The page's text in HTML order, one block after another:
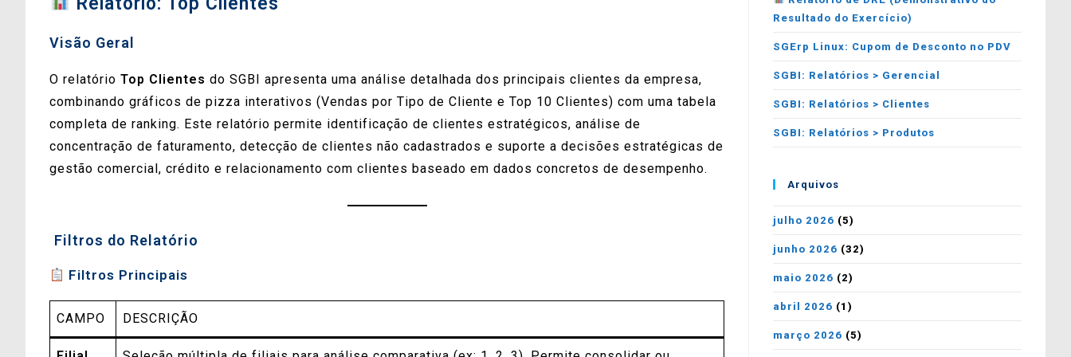
Visão Geral
O relatório Top Clientes do SGBI apresenta uma análise detalhada dos principais clientes da empresa,
combinando gráficos de pizza interativos (Vendas por Tipo de Cliente e Top 10 Clientes) com uma tabela
completa de ranking. Este relatório permite identificação de clientes estratégicos, análise de
concentração de faturamento, detecção de clientes não cadastrados e suporte a decisões estratégicas de
gestão comercial, crédito e relacionamento com clientes baseado em dados concretos de desempenho.
️ Filtros do Relatório
Filtros Principais
CAMPO DESCRIÇÃO
Resultado do Exercício)
SGErp Linux: Cupom de Desconto no PDV
SGBI: Relatórios > Gerencial
SGBI: Relatórios > Clientes
SGBI: Relatórios > Produtos
Arquivos
julho 2026 (5)
junho 2026 (32)
maio 2026 (2)
abril 2026 (1)
março 2026 (5)